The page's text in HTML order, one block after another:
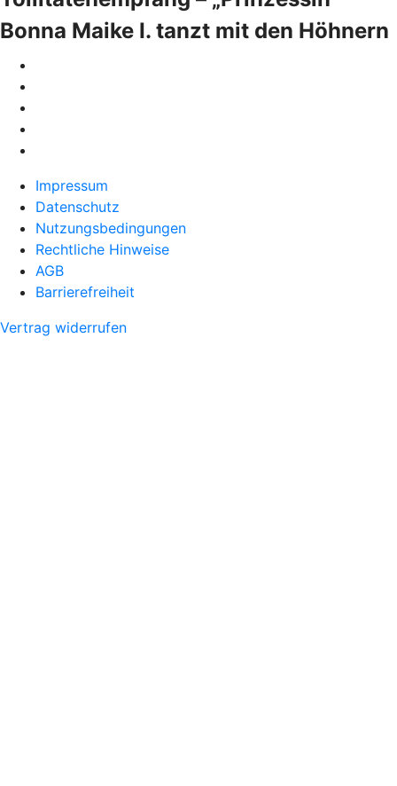
Bonna Maike I. tanzt mit den Höhnern
Impressum
Datenschutz
Nutzungsbedingungen
Rechtliche Hinweise
AGB
Barrierefreiheit
Vertrag widerrufen